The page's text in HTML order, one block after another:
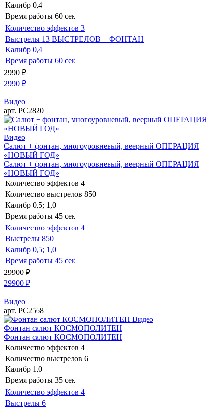
Калибр 0,4
Время работы 60 сек
Количество эффектов 3
Выстрелы 13 ВЫСТРЕЛОВ + ФОНТАН
Калибр 0,4
Время работы 60 сек
2990 ₽
2990 ₽
Видео
арт. РС2820
Видео
Салют + фонтан, многоуровневый, веерный ОПЕРАЦИЯ
«НОВЫЙ ГОД»
Салют + фонтан, многоуровневый, веерный ОПЕРАЦИЯ
«НОВЫЙ ГОД»
Количество эффектов 4
Количество выстрелов 850
Калибр 0,5; 1,0
Время работы 45 сек
Количество эффектов 4
Выстрелы 850
Калибр 0,5; 1,0
Время работы 45 сек
29900 ₽
29900 ₽
Видео
арт. РС2568
Видео
Фонтан салют КОСМОПОЛИТЕН
Фонтан салют КОСМОПОЛИТЕН
Количество эффектов 4
Количество выстрелов 6
Калибр 1,0
Время работы 35 сек
Количество эффектов 4
Выстрелы 6